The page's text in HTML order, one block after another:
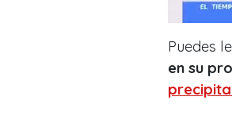
Puedes
en su